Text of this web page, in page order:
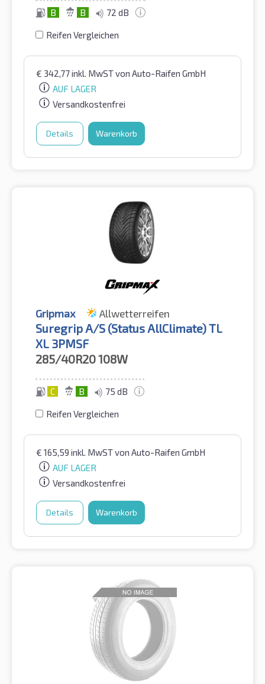
B B 72 dB
Reifen Vergleichen
€ 342,77inkl. MwSTvon Auto-Raifen GmbH
AUF LAGER
Versandkostenfrei
Details Warenkorb
Gripmax Allwetterreifen
Suregrip A/S (Status AllClimate) TL
XL 3PMSF
285/40R20108W
C B 75 dB
Reifen Vergleichen
€ 165,59 inkl. MwSTvon Auto-Raifen GmbH
AUF LAGER
Versandkostenfrei
Details Warenkorb